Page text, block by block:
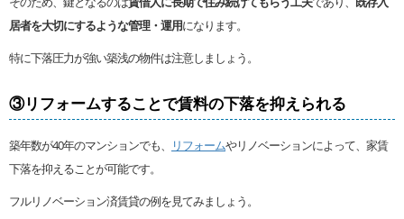
居者を大切にするような管理・運用になります。
特に下落圧力が強い築浅の物件は注意しましょう。
③リフォームすることで賃料の下落を抑えられる
築年数が40年のマンションでも、 リフォームやリノベーションによって、家賃
下落を抑えることが可能です。
フルリノベーション済賃貸の例を見てみましょう。